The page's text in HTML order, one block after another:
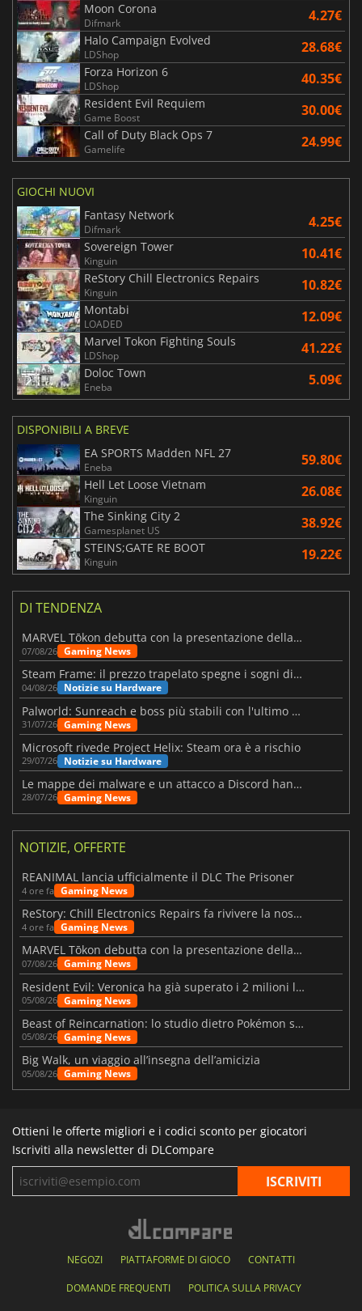
Moon Corona
Difmark 4.27€
Halo Campaign Evolved
LDShop 28.68€
Forza Horizon 6
LDShop 40.35€
Resident Evil Requiem
Game Boost 30.00€
Call of Duty Black Ops 7
Gamelife 24.99€
GIOCHI NUOVI
Fantasy Network
Difmark 4.25€
Sovereign Tower
Kinguin 10.41€
ReStory Chill Electronics Repairs
Kinguin 10.82€
Montabi
LOADED 12.09€
Marvel Tokon Fighting Souls
LDShop 41.22€
Doloc Town
Eneba 5.09€
DISPONIBILI A BREVE
EA SPORTS Madden NFL 27
Eneba 59.80€
Hell Let Loose Vietnam
Kinguin 26.08€
The Sinking City 2
Gamesplanet US 38.92€
STEINS;GATE RE BOOT
Kinguin 19.22€
DI TENDENZA
MARVEL Tōkon debutta con la presentazione della roadmap per il primo anno
07/08/26 Gaming News
Steam Frame: il prezzo trapelato spegne i sogni di un VR economico
04/08/26 Notizie su Hardware
Palworld: Sunreach e boss più stabili con l'ultimo update
31/07/26 Gaming News
Microsoft rivede Project Helix: Steam ora è a rischio
29/07/26 Notizie su Hardware
Le mappe dei malware e un attacco a Discord hanno colpito Meccha Chameleon
28/07/26 Gaming News
NOTIZIE, OFFERTE
REANIMAL lancia ufficialmente il DLC The Prisoner
4 ore fa Gaming News
ReStory: Chill Electronics Repairs fa rivivere la nostalgia degli anni 2000
4 ore fa Gaming News
MARVEL Tōkon debutta con la presentazione della roadmap per il primo anno
07/08/26 Gaming News
Resident Evil: Veronica ha già superato i 2 milioni liste dei desideri
05/08/26 Gaming News
Beast of Reincarnation: lo studio dietro Pokémon su una nuova strada
05/08/26 Gaming News
Big Walk, un viaggio all’insegna dell’amicizia
05/08/26 Gaming News
Ottieni le offerte migliori e i codici sconto per giocatori
Iscriviti alla newsletter di DLCompare
NEGOZI PIATTAFORME DI GIOCO CONTATTI
DOMANDE FREQUENTI POLITICA SULLA PRIVACY